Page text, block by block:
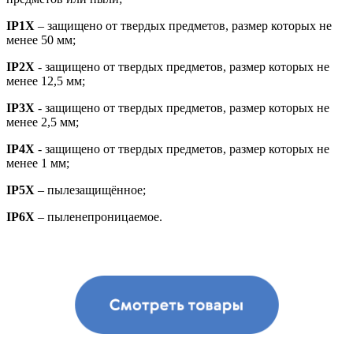
IP1X – защищено от твердых предметов, размер которых не
менее 50 мм;
IP2X - защищено от твердых предметов, размер которых не
менее 12,5 мм;
IP3X - защищено от твердых предметов, размер которых не
менее 2,5 мм;
IP4X - защищено от твердых предметов, размер которых не
менее 1 мм;
IP5X – пылезащищённое;
IP6X – пыленепроницаемое.